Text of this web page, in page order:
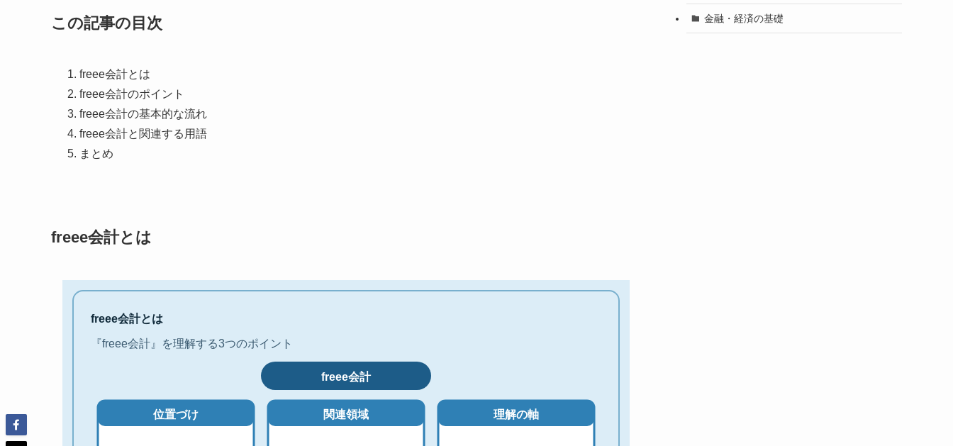
この記事の目次
freee会計とは
freee会計のポイント
freee会計の基本的な流れ
freee会計と関連する用語
まとめ
freee会計とは
freee会計とは
『freee会計』を理解する3つのポイント
freee会計
位置づけ 関連領域 理解の軸
金融・経済の基礎